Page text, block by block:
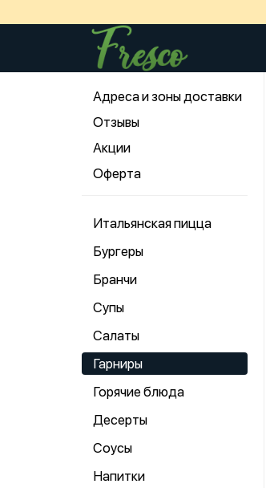
Адреса и зоны доставки
Отзывы
Акции
Оферта
Итальянская пицца
Бургеры
Бранчи
Супы
Салаты
Гарниры
Горячие блюда
Десерты
Соусы
Напитки